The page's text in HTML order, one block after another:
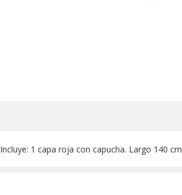
Incluye: 1 capa roja con capucha. Largo 140 cm